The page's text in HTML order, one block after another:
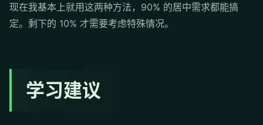
现在我基本上就用这两种方法，90% 的居中需求都能搞
定。剩下的 10% 才需要考虑特殊情况。
学习建议